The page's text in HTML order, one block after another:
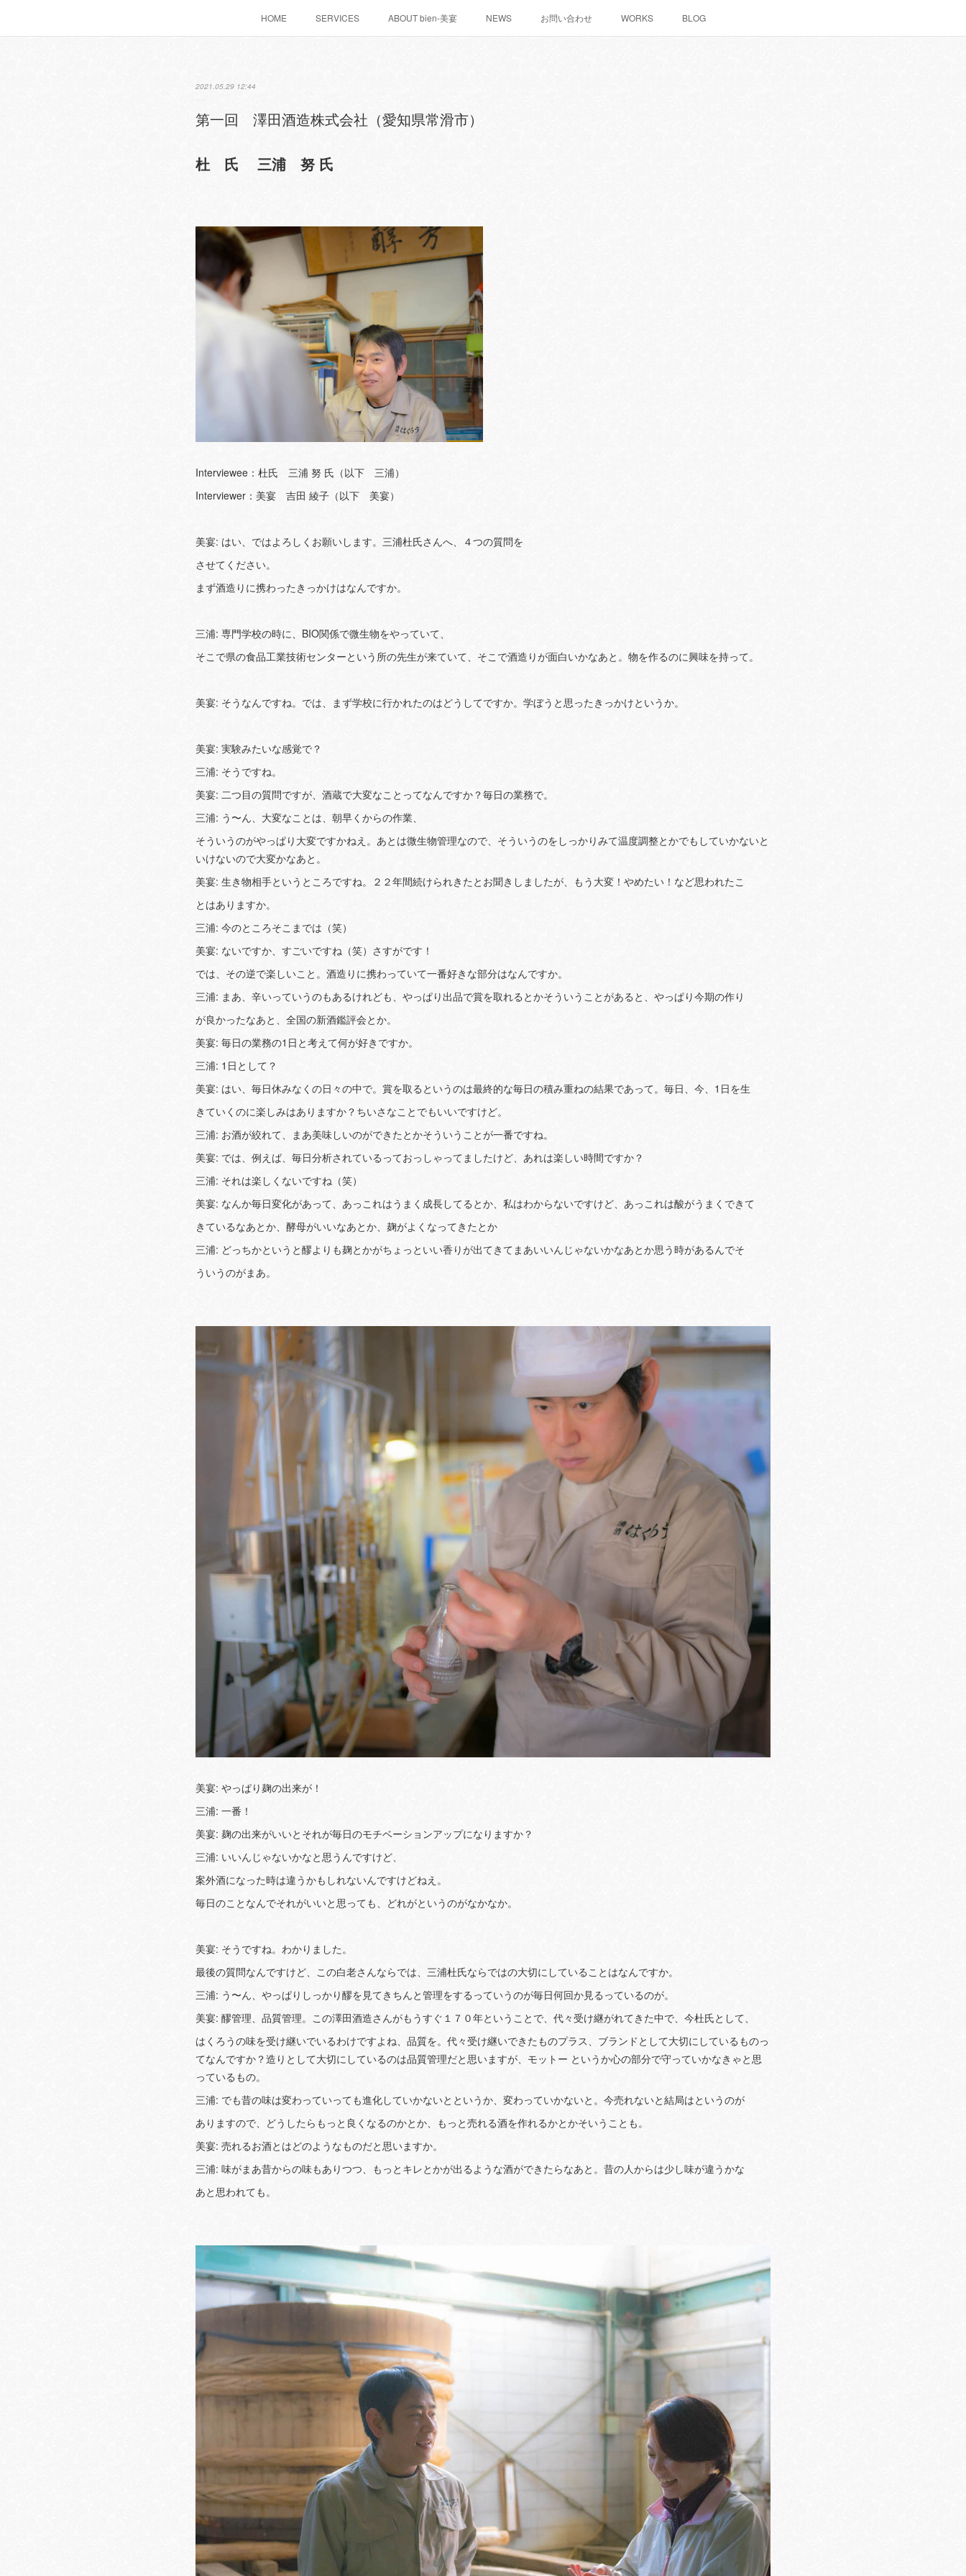
HOME SERVICES ABOUT bien-美宴 NEWS お問い合わせ WORKS BLOG
2021.05.29 12:44
第一回 澤田酒造株式会社（愛知県常滑市）
杜 氏 三浦 努 氏
Interviewee：杜氏 三浦 努 氏（以下 三浦）
Interviewer：美宴 吉田 綾子（以下 美宴）
美宴: はい、ではよろしくお願いします。三浦杜氏さんへ、４つの質問を
させてください。
まず酒造りに携わったきっかけはなんですか。
三浦: 専門学校の時に、BIO関係で微生物をやっていて、
そこで県の食品工業技術センターという所の先生が来ていて、そこで酒造りが面白いかなあと。物を作るのに興味を持って。
美宴: そうなんですね。では、まず学校に行かれたのはどうしてですか。学ぼうと思ったきっかけというか。
美宴: 実験みたいな感覚で？
三浦: そうですね。
美宴: 二つ目の質問ですが、酒蔵で大変なことってなんですか？毎日の業務で。
三浦: う〜ん、大変なことは、朝早くからの作業、
そういうのがやっぱり大変ですかねえ。あとは微生物管理なので、そういうのをしっかりみて温度調整とかでもしていかないと
いけないので大変かなあと。
美宴: 生き物相手というところですね。２２年間続けられきたとお聞きしましたが、もう大変！やめたい！など思われたこ
とはありますか。
三浦: 今のところそこまでは（笑）
美宴: ないですか、すごいですね（笑）さすがです！
では、その逆で楽しいこと。酒造りに携わっていて一番好きな部分はなんですか。
三浦: まあ、辛いっていうのもあるけれども、やっぱり出品で賞を取れるとかそういうことがあると、やっぱり今期の作り
が良かったなあと、全国の新酒鑑評会とか。
美宴: 毎日の業務の1日と考えて何が好きですか。
三浦: 1日として？
美宴: はい、毎日休みなくの日々の中で。賞を取るというのは最終的な毎日の積み重ねの結果であって。毎日、今、1日を生
きていくのに楽しみはありますか？ちいさなことでもいいですけど。
三浦: お酒が絞れて、まあ美味しいのができたとかそういうことが一番ですね。
美宴: では、例えば、毎日分析されているっておっしゃってましたけど、あれは楽しい時間ですか？
三浦: それは楽しくないですね（笑）
美宴: なんか毎日変化があって、あっこれはうまく成長してるとか、私はわからないですけど、あっこれは酸がうまくできて
きているなあとか、酵母がいいなあとか、麹がよくなってきたとか
三浦: どっちかというと醪よりも麹とかがちょっといい香りが出てきてまあいいんじゃないかなあとか思う時があるんでそ
ういうのがまあ。
美宴: やっぱり麹の出来が！
三浦: 一番！
美宴: 麹の出来がいいとそれが毎日のモチベーションアップになりますか？
三浦: いいんじゃないかなと思うんですけど、
案外酒になった時は違うかもしれないんですけどねえ。
毎日のことなんでそれがいいと思っても、どれがというのがなかなか。
美宴: そうですね。わかりました。
最後の質問なんですけど、この白老さんならでは、三浦杜氏ならではの大切にしていることはなんですか。
三浦: う〜ん、やっぱりしっかり醪を見てきちんと管理をするっていうのが毎日何回か見るっているのが。
美宴: 醪管理、品質管理。この澤田酒造さんがもうすぐ１７０年ということで、代々受け継がれてきた中で、今杜氏として、
はくろうの味を受け継いでいるわけですよね、品質を。代々受け継いできたものプラス、ブランドとして大切にしているものっ
てなんですか？造りとして大切にしているのは品質管理だと思いますが、モットー というか心の部分で守っていかなきゃと思
っているもの。
三浦: でも昔の味は変わっていっても進化していかないとというか、変わっていかないと。今売れないと結局はというのが
ありますので、どうしたらもっと良くなるのかとか、もっと売れる酒を作れるかとかそいうことも。
美宴: 売れるお酒とはどのようなものだと思いますか。
三浦: 味がまあ昔からの味もありつつ、もっとキレとかが出るような酒ができたらなあと。昔の人からは少し味が違うかな
あと思われても。